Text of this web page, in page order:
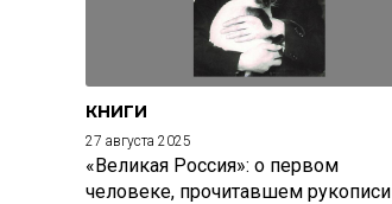
КНИГИ
27 августа 2025
«Великая Россия»: о первом
человеке, прочитавшем рукописи